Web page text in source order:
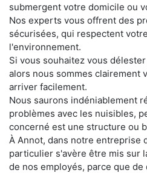
submergent votre domicile ou
Nos experts vous offrent des
sécurisées, qui respectent
l'environnement.
Si vous souhaitez vous
alors nous sommes clairement
arriver facilement.
Nous saurons indéniablement
problèmes avec les nuisibles,
concerné est une structure ou
À Annot, dans notre entreprise
particulier s'avère être mis sur
de nos employés, parce que